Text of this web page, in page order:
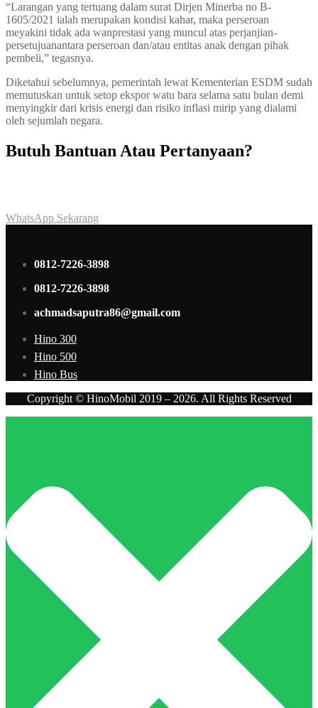
“Larangan yang tertuang dalam surat Dirjen Minerba no B-
1605/2021 ialah merupakan kondisi kahar, maka perseroan
meyakini tidak ada wanprestasi yang muncul atas perjanjian-
persetujuanantara perseroan dan/atau entitas anak dengan pihak
pembeli,” tegasnya.
Diketahui sebelumnya, pemerintah lewat Kementerian ESDM sudah
memutuskan untuk setop ekspor watu bara selama satu bulan demi
menyingkir dari krisis energi dan risiko inflasi mirip yang dialami
oleh sejumlah negara.
Butuh Bantuan Atau Pertanyaan?
WhatsApp Sekarang
0812-7226-3898
0812-7226-3898
achmadsaputra86@gmail.com
Hino 300
Hino 500
Hino Bus
Copyright © HinoMobil 2019 – 2026. All Rights Reserved